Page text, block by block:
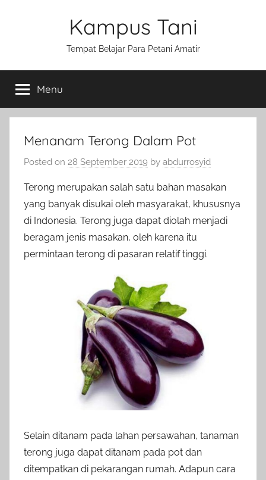
Kampus Tani
Tempat Belajar Para Petani Amatir
Menu
Menanam Terong Dalam Pot
Posted on 28 September 2019 by abdurrosyid
Terong merupakan salah satu bahan masakan
yang banyak disukai oleh masyarakat, khususnya
di Indonesia. Terong juga dapat diolah menjadi
beragam jenis masakan, oleh karena itu
permintaan terong di pasaran relatif tinggi.
Selain ditanam pada lahan persawahan, tanaman
terong juga dapat ditanam pada pot dan
ditempatkan di pekarangan rumah. Adapun cara